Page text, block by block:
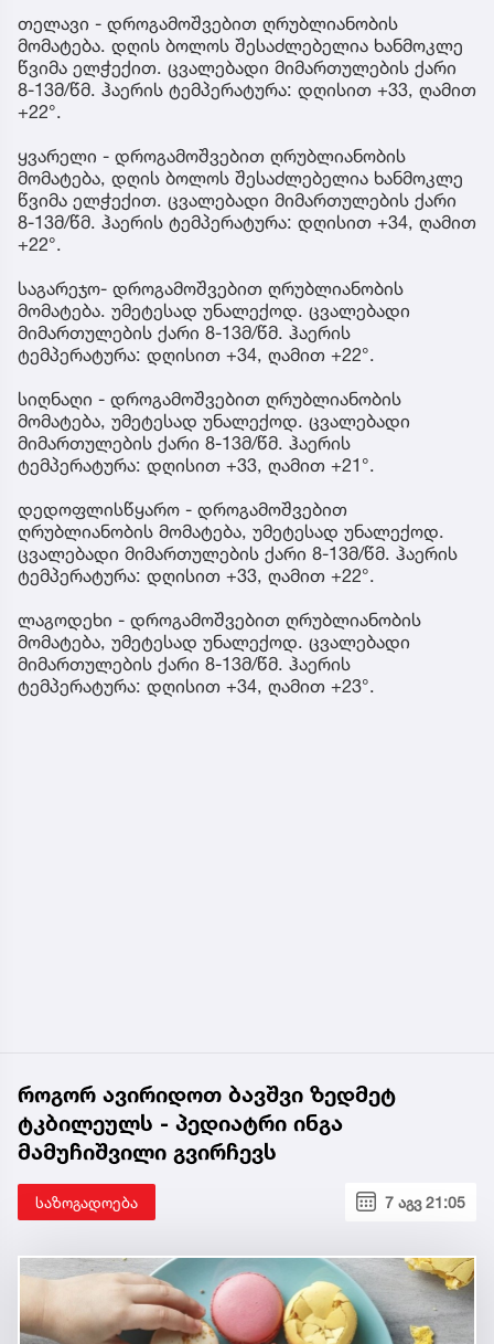
თელავი - დროგამოშვებით ღრუბლიანობის
მომატება. დღის ბოლოს შესაძლებელია ხანმოკლე
წვიმა ელჭექით. ცვალებადი მიმართულების ქარი
8-13მ/წმ. ჰაერის ტემპერატურა: დღისით +33, ღამით
+22°.
ყვარელი - დროგამოშვებით ღრუბლიანობის
მომატება, დღის ბოლოს შესაძლებელია ხანმოკლე
წვიმა ელჭექით. ცვალებადი მიმართულების ქარი
8-13მ/წმ. ჰაერის ტემპერატურა: დღისით +34, ღამით
+22°.
საგარეჯო- დროგამოშვებით ღრუბლიანობის
მომატება. უმეტესად უნალექოდ. ცვალებადი
მიმართულების ქარი 8-13მ/წმ. ჰაერის
ტემპერატურა: დღისით +34, ღამით +22°.
სიღნაღი - დროგამოშვებით ღრუბლიანობის
მომატება, უმეტესად უნალექოდ. ცვალებადი
მიმართულების ქარი 8-13მ/წმ. ჰაერის
ტემპერატურა: დღისით +33, ღამით +21°.
დედოფლისწყარო - დროგამოშვებით
ღრუბლიანობის მომატება, უმეტესად უნალექოდ.
ცვალებადი მიმართულების ქარი 8-13მ/წმ. ჰაერის
ტემპერატურა: დღისით +33, ღამით +22°.
ლაგოდეხი - დროგამოშვებით ღრუბლიანობის
მომატება, უმეტესად უნალექოდ. ცვალებადი
მიმართულების ქარი 8-13მ/წმ. ჰაერის
ტემპერატურა: დღისით +34, ღამით +23°.
როგორ ავირიდოთ ბავშვი ზედმეტ
ტკბილეულს - პედიატრი ინგა
მამუჩიშვილი გვირჩევს
საზოგადოება 7 აგვ 21:05